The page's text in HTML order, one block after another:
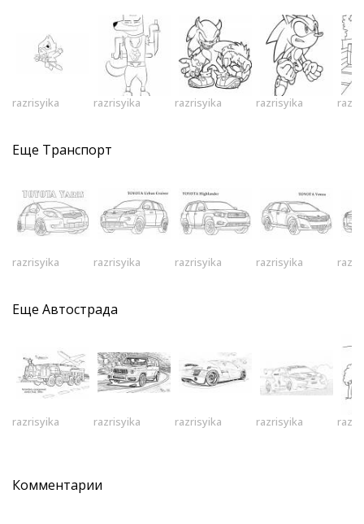
razrisyika razrisyika razrisyika razrisyika
Еще Транспорт
razrisyika razrisyika razrisyika razrisyika
Еще Автострада
razrisyika razrisyika razrisyika razrisyika
Комментарии